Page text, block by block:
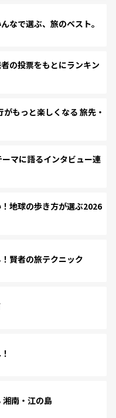
で選ぶ、旅のベスト。
の投票をもとにランキン
もっと楽しくなる 旅先・
マに語るインタビュー連
地球の歩き方が選ぶ2026
賢者の旅テクニック
湘南・江の島